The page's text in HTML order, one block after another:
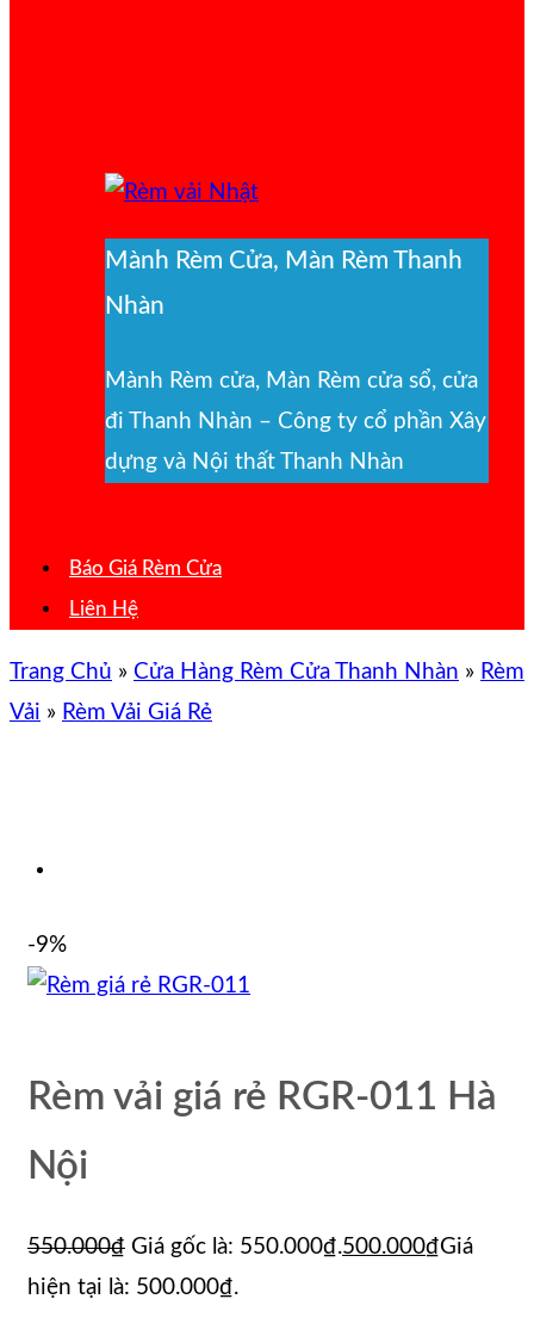
Mành Rèm Cửa, Màn Rèm Thanh
Nhàn
Mành Rèm cửa, Màn Rèm cửa sổ, cửa
đi Thanh Nhàn – Công ty cổ phần Xây
dựng và Nội thất Thanh Nhàn
Báo Giá Rèm Cửa
Liên Hệ
Trang Chủ » Cửa Hàng Rèm Cửa Thanh Nhàn » Rèm
Vải » Rèm Vải Giá Rẻ
-9%
Rèm vải giá rẻ RGR-011 Hà
Nội
550.000₫ Giá gốc là: 550.000₫.500.000₫Giá
hiện tại là: 500.000₫.